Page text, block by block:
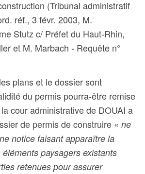
(Tribunal administratif
réf., 3 févr. 2003, M.
Stutz c/ Préfet du Haut-Rhin,
et M. Marbach - Requête n°
plans et le dossier sont
du permis pourra-être remise
cour administrative de DOUAI a
de permis de construire « ne
notice faisant apparaître la
paysagers existants
retenues pour assurer